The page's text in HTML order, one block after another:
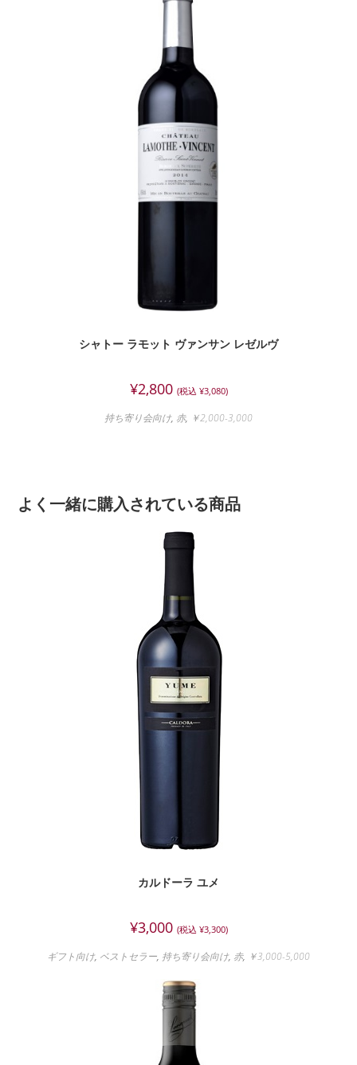
シャトー ラモット ヴァンサン レゼルヴ
¥2,800 (税込 ¥3,080)
持ち寄り会向け, 赤, ￥2,000-3,000
よく一緒に購入されている商品
カルドーラ ユメ
¥3,000 (税込 ¥3,300)
ギフト向け, ベストセラー, 持ち寄り会向け, 赤, ￥3,000-5,000